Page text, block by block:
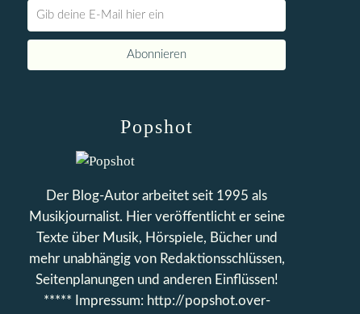
Popshot
Der Blog-Autor arbeitet seit 1995 als
Musikjournalist. Hier veröffentlicht er seine
Texte über Musik, Hörspiele, Bücher und
mehr unabhängig von Redaktionsschlüssen,
Seitenplanungen und anderen Einflüssen!
***** Impressum: http://popshot.over-